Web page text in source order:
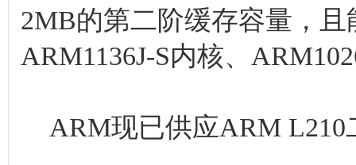
2MB的第二阶缓存容量，且
ARM1136J-S内核、
ARM现已供应ARM L210